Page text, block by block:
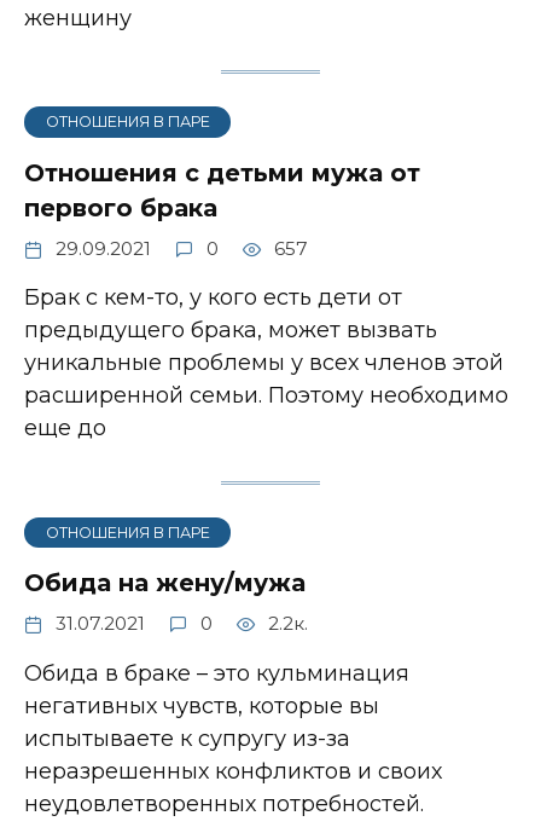
женщину
ОТНОШЕНИЯ В ПАРЕ
Отношения с детьми мужа от
первого брака
29.09.2021 0 657
Брак с кем-то, у кого есть дети от
предыдущего брака, может вызвать
уникальные проблемы у всех членов этой
расширенной семьи. Поэтому необходимо
еще до
ОТНОШЕНИЯ В ПАРЕ
Обида на жену/мужа
31.07.2021 0 2.2к.
Обида в браке – это кульминация
негативных чувств, которые вы
испытываете к супругу из-за
неразрешенных конфликтов и своих
неудовлетворенных потребностей.